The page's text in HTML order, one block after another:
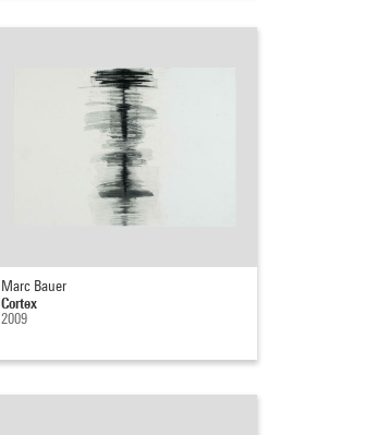
Marc Bauer
Cortex
2009